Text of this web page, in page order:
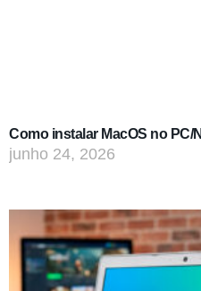
Como instalar MacOS no PC/
junho 24, 2026